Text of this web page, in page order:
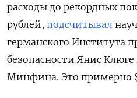
расходы до рекордных
рублей, подсчитывал
германского Института
безопасности Янис
Минфина. Это примерно